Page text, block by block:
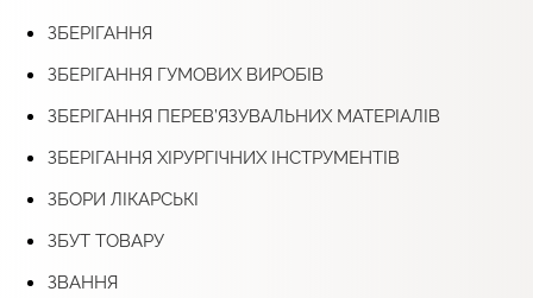
ЗБЕРІГАННЯ
ЗБЕРІГАННЯ ГУМОВИХ ВИРОБІВ
ЗБЕРІГАННЯ ПЕРЕВ’ЯЗУВАЛЬНИХ МАТЕРІАЛІВ
ЗБЕРІГАННЯ ХІРУРГІЧНИХ ІНСТРУМЕНТІВ
ЗБОРИ ЛІКАРСЬКІ
ЗБУТ ТОВАРУ
ЗВАННЯ